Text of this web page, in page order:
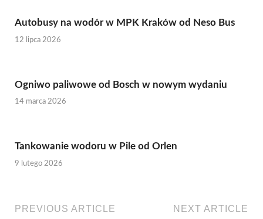
Autobusy na wodór w MPK Kraków od Neso Bus
12 lipca 2026
Ogniwo paliwowe od Bosch w nowym wydaniu
14 marca 2026
Tankowanie wodoru w Pile od Orlen
9 lutego 2026
PREVIOUS ARTICLE NEXT ARTICLE